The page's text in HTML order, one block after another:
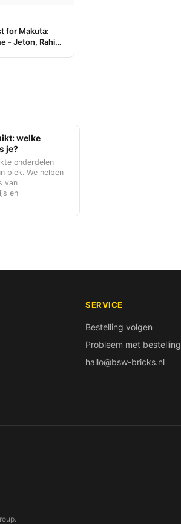
for Makuta:
- Jeton, Rahi
welke
je?
onderdelen
plek. We helpen
van
en
SERVICE
Bestelling volgen
Probleem met bestelling
hallo@bsw-bricks.nl